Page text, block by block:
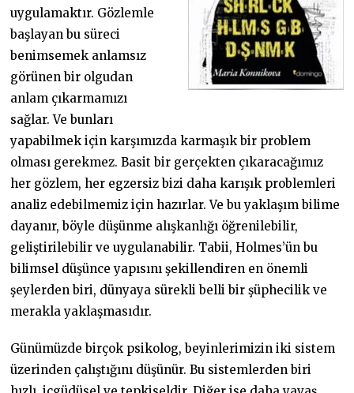
uygulamaktır. Gözlemle
başlayan bu süreci
benimsemek anlamsız
görünen bir olgudan
anlam çıkarmamızı
sağlar. Ve bunları
yapabilmek için karşımızda karmaşık bir problem
olması gerekmez. Basit bir gerçekten çıkaracağımız
her gözlem, her egzersiz bizi daha karışık problemleri
analiz edebilmemiz için hazırlar. Ve bu yaklaşım bilime
dayanır, böyle düşünme alışkanlığı öğrenilebilir,
geliştirilebilir ve uygulanabilir. Tabii, Holmes’ün bu
bilimsel düşünce yapısını şekillendiren en önemli
şeylerden biri, dünyaya sürekli belli bir şüphecilik ve
merakla yaklaşmasıdır.
Günümüzde birçok psikolog, beyinlerimizin iki sistem
üzerinden çalıştığını düşünür. Bu sistemlerden biri